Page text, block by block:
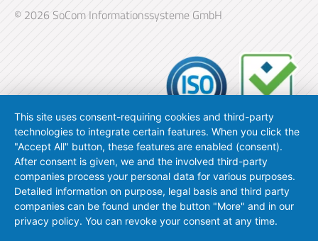
© 2026 SoCom Informationssysteme GmbH
This site uses consent-requiring cookies and third-party
technologies to integrate certain features. When you click the
"Accept All" button, these features are enabled (consent).
After consent is given, we and the involved third-party
companies process your personal data for various purposes.
Detailed information on purpose, legal basis and third party
companies can be found under the button "More" and in our
privacy policy. You can revoke your consent at any time.